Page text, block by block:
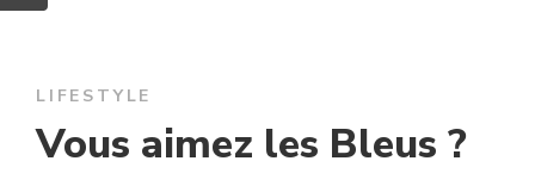
LIFESTYLE
Vous aimez les Bleus ?